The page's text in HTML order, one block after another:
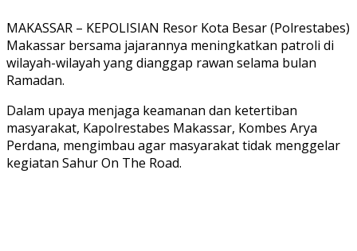
MAKASSAR – KEPOLISIAN Resor Kota Besar (Polrestabes)
Makassar bersama jajarannya meningkatkan patroli di
wilayah-wilayah yang dianggap rawan selama bulan
Ramadan.
Dalam upaya menjaga keamanan dan ketertiban
masyarakat, Kapolrestabes Makassar, Kombes Arya
Perdana, mengimbau agar masyarakat tidak menggelar
kegiatan Sahur On The Road.